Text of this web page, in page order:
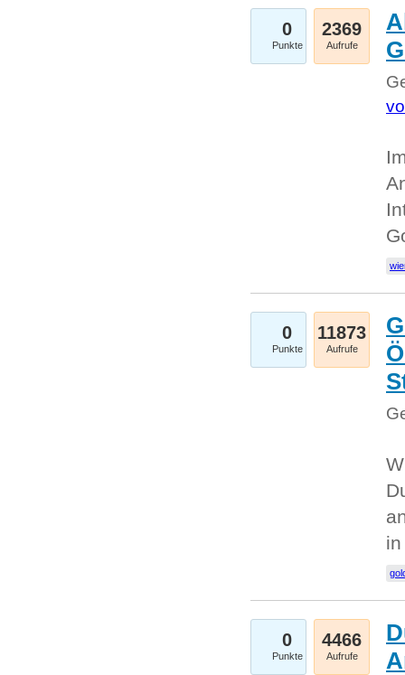
0
Punkte
2369
Aufrufe
0
Punkte
11873
Aufrufe
0
Punkte
4466
Aufrufe